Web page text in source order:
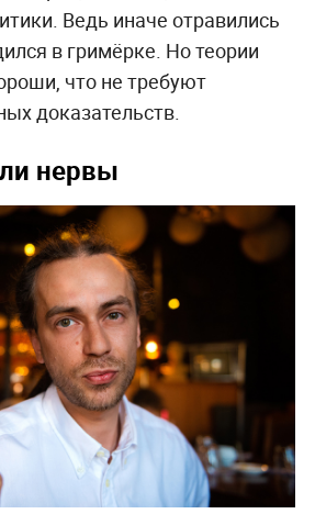
Ведь иначе отравились
в гримёрке. Но теории
что не требуют
доказательств.
нервы